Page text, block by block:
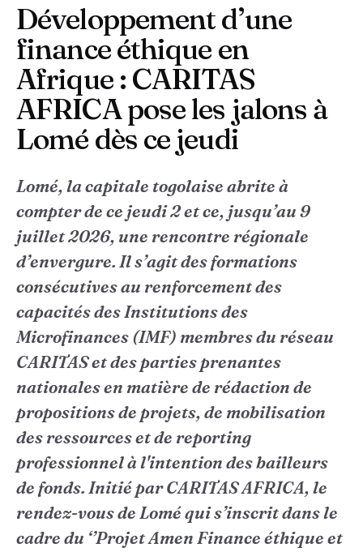
Développement d’une
finance éthique en
Afrique : CARITAS
AFRICA pose les jalons à
Lomé dès ce jeudi
Lomé, la capitale togolaise abrite à
compter de ce jeudi 2 et ce, jusqu’au 9
juillet 2026, une rencontre régionale
d’envergure. Il s’agit des formations
consécutives au renforcement des
capacités des Institutions des
Microfinances (IMF) membres du réseau
CARITAS et des parties prenantes
nationales en matière de rédaction de
propositions de projets, de mobilisation
des ressources et de reporting
professionnel à l'intention des bailleurs
de fonds. Initié par CARITAS AFRICA, le
rendez-vous de Lomé qui s’inscrit dans le
cadre du ‘’Projet Amen Finance éthique et